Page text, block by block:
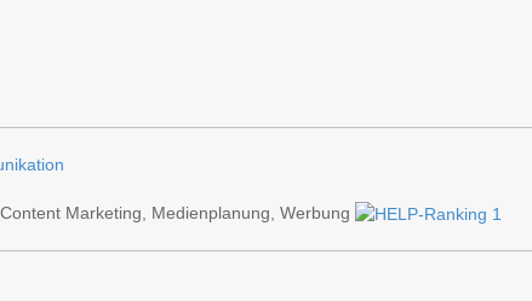
Marketing, Medienplanung, Werbung